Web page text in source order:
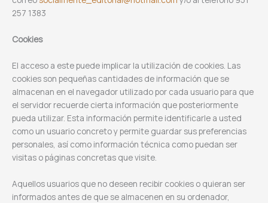
257 1383
Cookies
El acceso a este puede implicar la utilización de cookies. Las
cookies son pequeñas cantidades de información que se
almacenan en el navegador utilizado por cada usuario para que
el servidor recuerde cierta información que posteriormente
pueda utilizar. Esta información permite identificarle a usted
como un usuario concreto y permite guardar sus preferencias
personales, así como información técnica como puedan ser
visitas o páginas concretas que visite.
Aquellos usuarios que no deseen recibir cookies o quieran ser
informados antes de que se almacenen en su ordenador,